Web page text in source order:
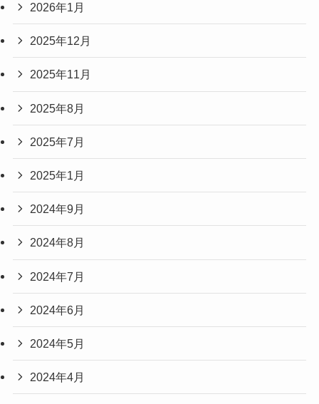
2026年1月
2025年12月
2025年11月
2025年8月
2025年7月
2025年1月
2024年9月
2024年8月
2024年7月
2024年6月
2024年5月
2024年4月